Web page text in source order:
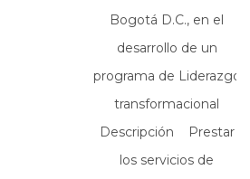
Bogotá D.C., en el
desarrollo de un
programa de Liderazgo
transformacional
Descripción Prestar
los servicios de